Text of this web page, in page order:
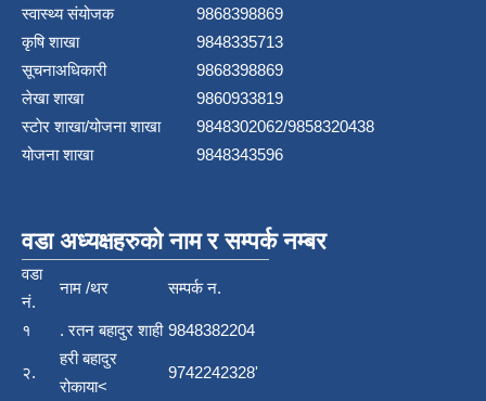
स्वास्थ्य संयोजक
9868398869
कृषि शाखा
9848335713
सूचनाअधिकारी
9868398869
लेखा शाखा
9860933819
स्टाेर शाखा/योजना शाखा
9848302062/9858320438
योजना शाखा
9848343596
वडा अध्यक्षहरुको नाम र सम्पर्क नम्बर
वडा
नं.
नाम /थर सम्पर्क न.
१ . रतन बहादुर शाही 9848382204
२.
हरी बहादुर
रोकाया<
9742242328'